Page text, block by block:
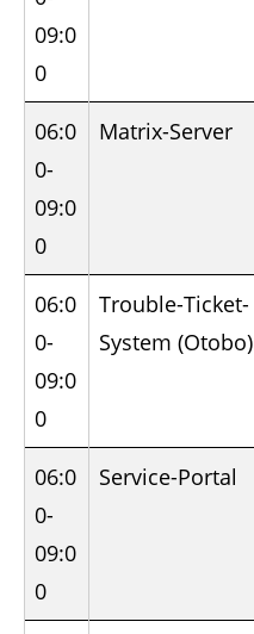
09:0
0
06:0
0-
09:0
0
Matrix-Server
06:0
0-
09:0
0
Trouble-Ticket-
System (Otobo)
06:0
0-
09:0
0
Service-Portal